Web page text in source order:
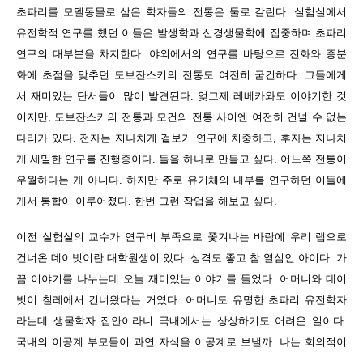
초파리를 모델동물로 삼은 학자들의 전통은 둘로 갈린다. 실험실에서
유전학적 연구를 했던 이들은 발생학과 신경생물학에 집중하며 초파리
연구의 대부분을 차지한다. 야외에서의 연구를 바탕으로 진화와 종분
화에 초점을 맞추던 도브잔스키의 전통도 여전히 굳건하다. 그들에게
서 재미있는 단서들이 많이 발견된다. 엊그제 레베카와도 이야기한 것
이지만, 도브잔스키의 전통과 모건의 전통 사이엔 여전히 건널 수 없는
다리가 있다. 전자는 지나치게 겉보기 연구에 치중하고, 후자는 지나치
게 세밀한 연구를 진행중이다. 둘을 하나로 만들고 싶다. 어느쪽 전통이
우월하다는 게 아니다. 하지만 주로 유기체의 내부를 연구하던 이들에
게서 통합이 이루어졌다. 한번 그런 작업을 해보고 싶다.
이전 실험실의 교수가 연구비 부족으로 쫓겨나는 바람에 우리 랩으로
건너온 데이빗이란 대학원생이 있다. 성격도 좋고 참 열심인 아이다. 가
끔 이야기를 나누는데 오늘 재미있는 이야기를 들었다. 어머니와 데이
빗이 칠레에서 건너왔다는 거였다. 어머니도 유명한 초파리 유전학자
라는데 생물학자 집안이라니 국내에서는 상상하기도 어려운 일이다.
국내의 이공계 부모들이 과연 자식을 이공계로 보낼까. 나는 회의적이